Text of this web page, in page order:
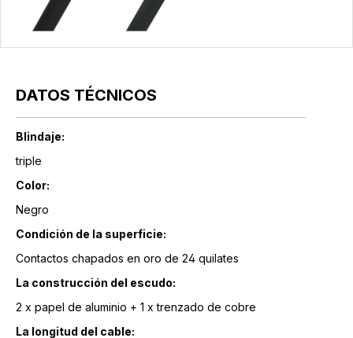
DATOS TÉCNICOS
Blindaje:
triple
Color:
Negro
Condición de la superficie:
Contactos chapados en oro de 24 quilates
La construcción del escudo:
2 x papel de aluminio + 1 x trenzado de cobre
La longitud del cable: